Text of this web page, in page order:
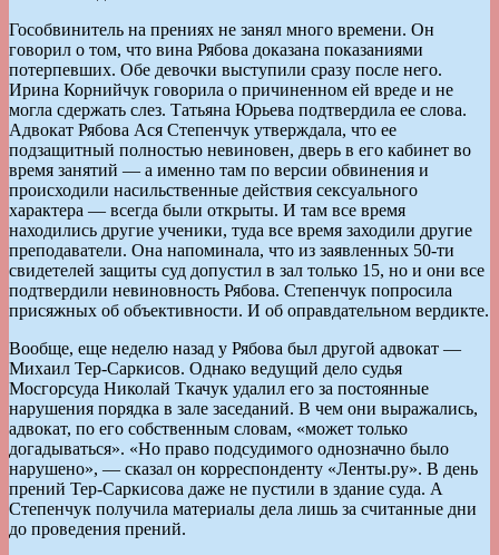
Гособвинитель на прениях не занял много времени. Он
говорил о том, что вина Рябова доказана показаниями
потерпевших. Обе девочки выступили сразу после него.
Ирина Корнийчук говорила о причиненном ей вреде и не
могла сдержать слез. Татьяна Юрьева подтвердила ее слова.
Адвокат Рябова Ася Степенчук утверждала, что ее
подзащитный полностью невиновен, дверь в его кабинет во
время занятий — а именно там по версии обвинения и
происходили насильственные действия сексуального
характера — всегда были открыты. И там все время
находились другие ученики, туда все время заходили другие
преподаватели. Она напоминала, что из заявленных 50-ти
свидетелей защиты суд допустил в зал только 15, но и они все
подтвердили невиновность Рябова. Степенчук попросила
присяжных об объективности. И об оправдательном вердикте.
Вообще, еще неделю назад у Рябова был другой адвокат —
Михаил Тер-Саркисов. Однако ведущий дело судья
Мосгорсуда Николай Ткачук удалил его за постоянные
нарушения порядка в зале заседаний. В чем они выражались,
адвокат, по его собственным словам, «может только
догадываться». «Но право подсудимого однозначно было
нарушено», — сказал он корреспонденту «Ленты.ру». В день
прений Тер-Саркисова даже не пустили в здание суда. А
Степенчук получила материалы дела лишь за считанные дни
до проведения прений.